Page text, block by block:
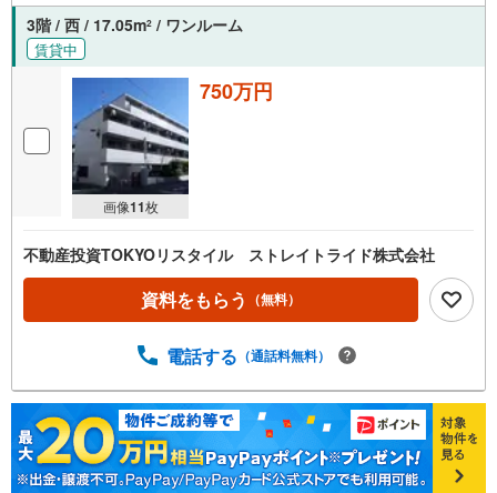
3階 / 西 / 17.05m2 / ワンルーム
賃貸中
画像11枚
750万円
不動産投資TOKYOリスタイル ストレイトライド株式会社
資料をもらう （無料）
電話する （通話料無料）